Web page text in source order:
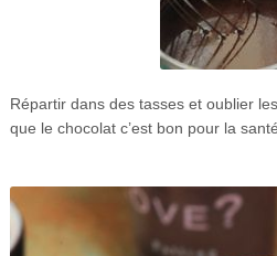
Répartir dans des tasses et oublier
que le chocolat c’est bon pour la